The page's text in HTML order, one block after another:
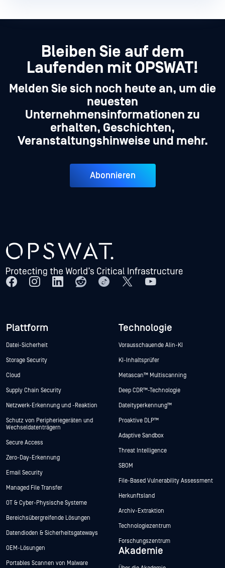
Bleiben Sie auf dem
Laufenden mit OPSWAT!
Melden Sie sich noch heute an, um die
neuesten
Unternehmensinformationen zu
erhalten, Geschichten,
Veranstaltungshinweise und mehr.
Abonnieren
Plattform
Datei-Sicherheit
Storage Security
Cloud
Supply Chain Security
Netzwerk-Erkennung und -Reaktion
Schutz von Peripheriegeräten und
Wechseldatenträgern
Secure Access
Zero-Day-Erkennung
Email Security
Managed File Transfer
OT & Cyber-Physische Systeme
Bereichsübergreifende Lösungen
Datendioden & Sicherheitsgateways
OEM-Lösungen
Portables Scannen von Malware
Technologie
Vorausschauende Alin-KI
KI-Inhaltsprüfer
Metascan™ Multiscanning
Deep CDR™-Technologie
Dateityperkennung™
Proaktive DLP™
Adaptive Sandbox
Threat Intelligence
SBOM
File-Based Vulnerability Assessment
Herkunftsland
Archiv-Extraktion
Technologiezentrum
Forschungszentrum
Akademie